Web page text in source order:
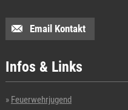
Email Kontakt
Infos & Links
Feuerwehrjugend